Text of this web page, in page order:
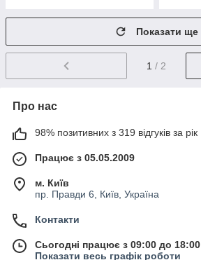
Показати ще
1 / 2
Про нас
98% позитивних з 319 відгуків за рік
Працює з 05.05.2009
м. Київ
пр. Правди 6, Київ, Україна
Контакти
Сьогодні працює з 09:00 до 18:00
Показати весь графік роботи